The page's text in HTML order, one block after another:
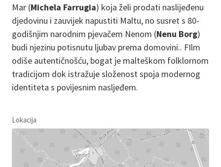
Mar (Michela Farrugia) koja želi prodati naslijeđenu
djedovinu i zauvijek napustiti Maltu, no susret s 80-
godišnjim narodnim pjevačem Nenom (Nenu Borg)
budi njezinu potisnutu ljubav prema domovini.. FIlm
odiše autentičnošću, bogat je malteškom folklornom
tradicijom dok istražuje složenost spoja modernog
identiteta s povijesnim nasljeđem.
Lokacija